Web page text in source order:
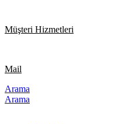
Müşteri Hizmetleri
Mail
Arama
Arama